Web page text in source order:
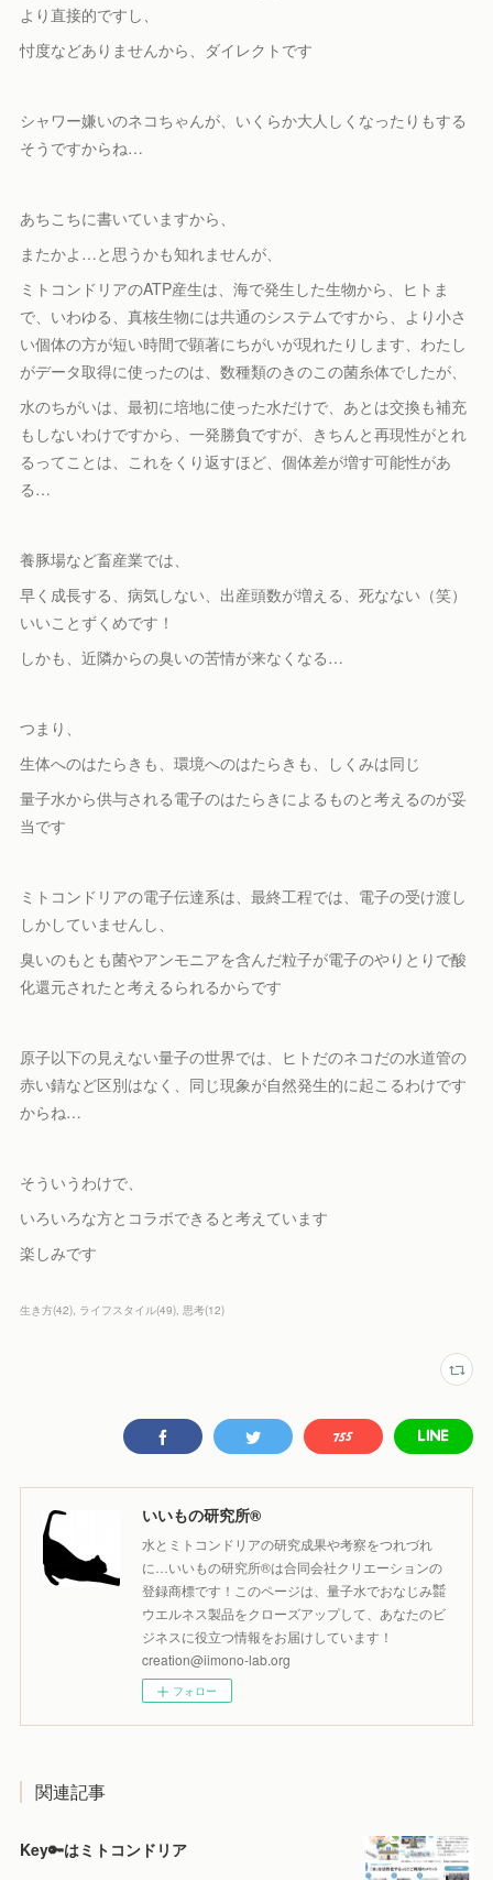
より直接的ですし、
忖度などありませんから、ダイレクトです
シャワー嫌いのネコちゃんが、いくらか大人しくなったりもする
そうですからね…
あちこちに書いていますから、
またかよ…と思うかも知れませんが、
ミトコンドリアのATP産生は、海で発生した生物から、ヒトま
で、いわゆる、真核生物には共通のシステムですから、より小さ
い個体の方が短い時間で顕著にちがいが現れたりします、わたし
がデータ取得に使ったのは、数種類のきのこの菌糸体でしたが、
水のちがいは、最初に培地に使った水だけで、あとは交換も補充
もしないわけですから、一発勝負ですが、きちんと再現性がとれ
るってことは、これをくり返すほど、個体差が増す可能性があ
る…
養豚場など畜産業では、
早く成長する、病気しない、出産頭数が増える、死なない（笑）
いいことずくめです！
しかも、近隣からの臭いの苦情が来なくなる…
つまり、
生体へのはたらきも、環境へのはたらきも、しくみは同じ
量子水から供与される電子のはたらきによるものと考えるのが妥
当です
ミトコンドリアの電子伝達系は、最終工程では、電子の受け渡し
しかしていませんし、
臭いのもとも菌やアンモニアを含んだ粒子が電子のやりとりで酸
化還元されたと考えるられるからです
原子以下の見えない量子の世界では、ヒトだのネコだの水道管の
赤い錆など区別はなく、同じ現象が自然発生的に起こるわけです
からね…
そういうわけで、
いろいろな方とコラボできると考えています
楽しみです
生き方(42) ライフスタイル(49) 思考(12)
いいもの研究所®️
水とミトコンドリアの研究成果や考察をつれづれ
に…いいもの研究所®️は合同会社クリエーションの
登録商標です！このページは、量子水でおなじみ㍿
ウエルネス製品をクローズアップして、あなたのビ
ジネスに役立つ情報をお届けしています！
creation@iimono-lab.org
フォロー
関連記事
Key🔑はミトコンドリア